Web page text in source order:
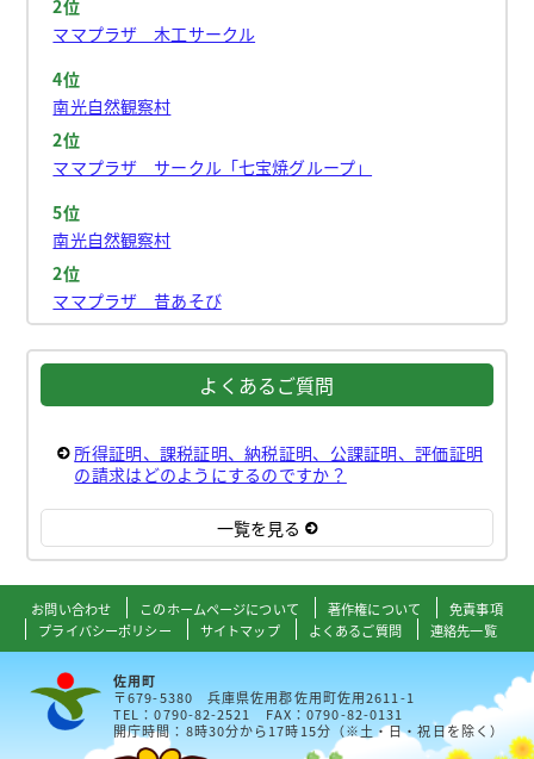
2位
ママプラザ 木工サークル
4位
南光自然観察村
2位
ママプラザ サークル「七宝焼グループ」
5位
南光自然観察村
2位
ママプラザ 昔あそび
よくあるご質問
所得証明、課税証明、納税証明、公課証明、評価証明
の請求はどのようにするのですか？
一覧を見る
お問い合わせ このホームページについて 著作権について
免責事項
プライバシーポリシー
サイトマップ よくあるご質問 連絡先一覧
佐用町
〒679-5380 兵庫県佐用郡佐用町佐用2611-1
TEL：0790-82-2521 FAX：0790-82-0131
開庁時間：8時30分から17時15分（※土・日・祝日を除く）